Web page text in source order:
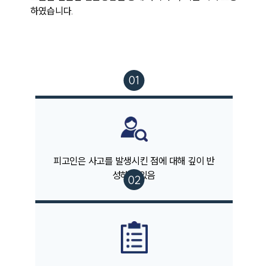
팀소개
대륜의 강점
오시는 길
글로벌 파트너 로펌
고객의 소리
AI대륜
업무사례
하였습니다.
피고인은 사고를 발생시킨 점에 대해 깊이 반
성하고 있음